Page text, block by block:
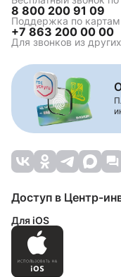
Кредит на новый
автомобиль
Кредит наличными
автомобиля
Кредит наличными
авто с пробегом
Автокредит на 5
8 800 200 91 09
Поддержка по
+7 863 200 00 00
Для звонков из
Доступ в Центр-
Для iOS